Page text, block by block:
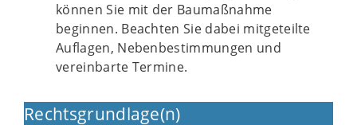
können Sie mit der Baumaßnahme
beginnen. Beachten Sie dabei mitgeteilte
Auflagen, Nebenbestimmungen und
vereinbarte Termine.
Rechtsgrundlage(n)